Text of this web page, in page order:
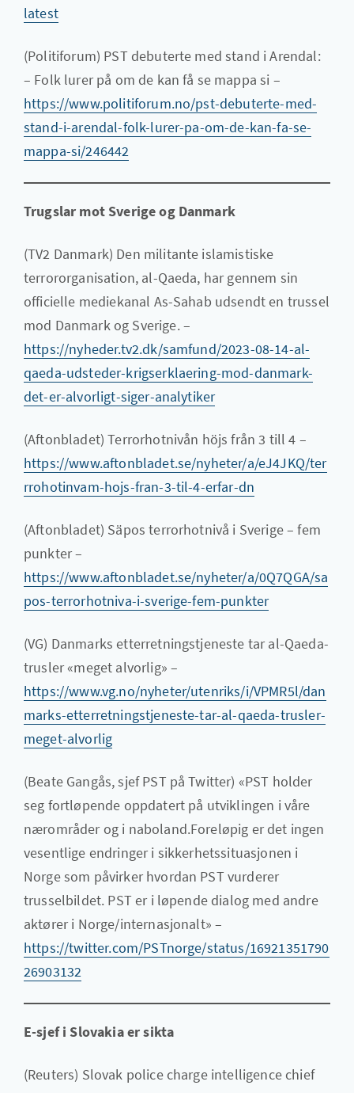
latest
(Politiforum) PST debuterte med stand i Arendal:
– Folk lurer på om de kan få se mappa si –
https://www.politiforum.no/pst-debuterte-med-
stand-i-arendal-folk-lurer-pa-om-de-kan-fa-se-
mappa-si/246442
Trugslar mot Sverige og Danmark
(TV2 Danmark) Den militante islamistiske
terrororganisation, al-Qaeda, har gennem sin
officielle mediekanal As-Sahab udsendt en trussel
mod Danmark og Sverige. –
https://nyheder.tv2.dk/samfund/2023-08-14-al-
qaeda-udsteder-krigserklaering-mod-danmark-
det-er-alvorligt-siger-analytiker
(Aftonbladet) Terrorhotnivån höjs från 3 till 4 –
https://www.aftonbladet.se/nyheter/a/eJ4JKQ/ter
rrohotinvam-hojs-fran-3-til-4-erfar-dn
(Aftonbladet) Säpos terrorhotnivå i Sverige – fem
punkter –
https://www.aftonbladet.se/nyheter/a/0Q7QGA/sa
pos-terrorhotniva-i-sverige-fem-punkter
(VG) Danmarks etterretningstjeneste tar al-Qaeda-
trusler «meget alvorlig» –
https://www.vg.no/nyheter/utenriks/i/VPMR5l/dan
marks-etterretningstjeneste-tar-al-qaeda-trusler-
meget-alvorlig
(Beate Gangås, sjef PST på Twitter) «PST holder
seg fortløpende oppdatert på utviklingen i våre
nærområder og i naboland.Foreløpig er det ingen
vesentlige endringer i sikkerhetssituasjonen i
Norge som påvirker hvordan PST vurderer
trusselbildet. PST er i løpende dialog med andre
aktører i Norge/internasjonalt» –
https://twitter.com/PSTnorge/status/16921351790
26903132
E-sjef i Slovakia er sikta
(Reuters) Slovak police charge intelligence chief